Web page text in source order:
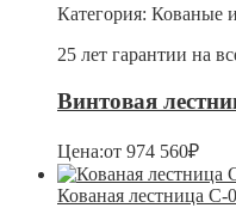
Категория: Кованые
25 лет гарантии на
Винтовая
Цена:от 974 560₽
Кованая лестница С-